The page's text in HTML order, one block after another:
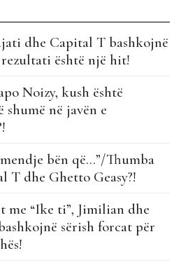
dhe Capital T bashkojnë
është një hit!
Noizy, kush është
shumë në javën e
bën që…”/Thumba
T dhe Ghetto Geasy?!
me “Ike ti”, Jimilian dhe
sërish forcat për